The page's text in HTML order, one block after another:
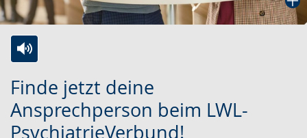
Finde jetzt deine
Ansprechperson beim LWL-
PsychiatrieVerbund!
Leichten
Sprache
wechseln.
Audio-
Unterstützung.
Video
in
Deutscher